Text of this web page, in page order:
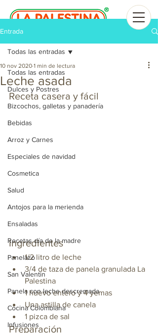
Entrada
Todas las entradas
Dulces y Postres
Bizcochos, galletas y panadería
Bebidas
Arroz y Carnes
Especiales de navidad
Cosmetica
Salud
Antojos para la merienda
Ensaladas
Recetas día de la madre
Panelazo
San Valentin
Panela con leche descremada
Cocina Colombiana
Infusiones
Todas las entradas
Leche asada
10 nov 2020 1 min de lectura
Receta casera y fácil
Ingredientes
1/2 litro de leche
3/4 de taza de panela granulada La
Palestina
1 huevo entero y 4 yemas
Una astilla de canela
1 pizca de sal
Preparación